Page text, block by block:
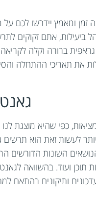
ומאמץ יידרשו לכם
אתם זקוקים
ברורה וקלה
את תאריכי ההתחלה
כפי שהיא מוצגת
לעשות זאת הוא
השונות הדורשים
ועוד. בהשוואה
ותיקונים